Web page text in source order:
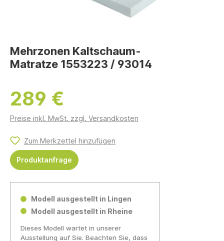
Mehrzonen Kaltschaum-
Matratze 1553223 / 93014
289 €
Preise inkl. MwSt. zzgl. Versandkosten
Zum Merkzettel hinzufügen
Produktanfrage
Modell ausgestellt in Lingen
Modell ausgestellt in Rheine
Dieses Modell wartet in unserer
Ausstellung auf Sie. Beachten Sie, dass